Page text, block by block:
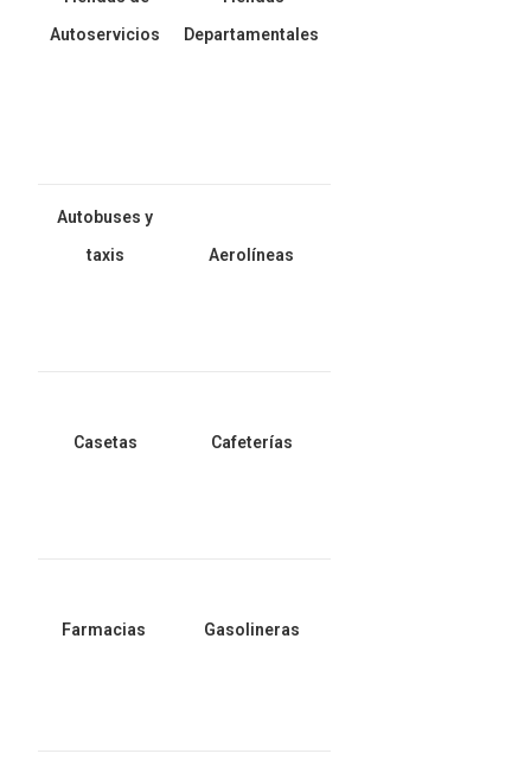
Autoservicios
Departamentales
Autobuses y
taxis
Aerolíneas
Casetas Cafeterías
Farmacias Gasolineras